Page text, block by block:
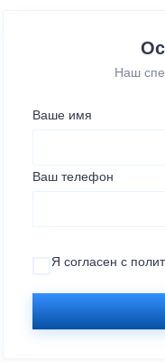
Наш
Ваше имя
Ваш телефон
Я согласен с